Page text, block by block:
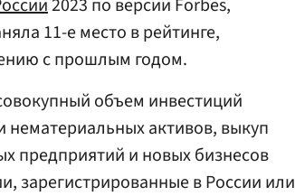
2023 по версии Forbes,
11-е место в рейтинге,
с прошлым годом.
объем инвестиций
нематериальных активов, выкуп
предприятий и новых бизнесов
зарегистрированные в России или